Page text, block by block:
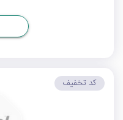
کد تخفیف